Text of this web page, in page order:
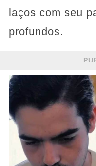
laços com seu
profundos.